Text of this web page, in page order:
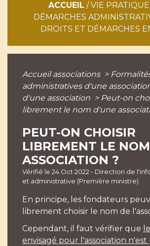
ACCUEIL /VIE PRATIQUE
DÉMARCHES
DROITS ET DÉMARCHES
Accueil associations >
administratives d'une
d'une association > Peut-on
librement le nom d'une
PEUT-ON CHOISIR
LIBREMENT LE
ASSOCIATION ?
Vérifié le 24 Oct 2022 - Direction de
et administrative (Première ministre)
En principe, les fondateurs
librement choisir le nom de
Cependant, il faut vérifier que
envisagé pour l'association n'est